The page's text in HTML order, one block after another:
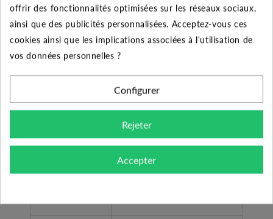
Pression
HMT
12,3 11,3 10 8,2 5,3
CARACTÉRISTIQUES GÉNÉRALES
Pompe DR BLUE PRO 75
TRI
Utilisateurs Professionnel
offrir des fonctionnalités optimisées sur les réseaux sociaux,
ainsi que des publicités personnalisées. Acceptez-vous ces
cookies ainsi que les implications associées à l'utilisation de
vos données personnelles ?
Configurer
Rejeter
Accepter